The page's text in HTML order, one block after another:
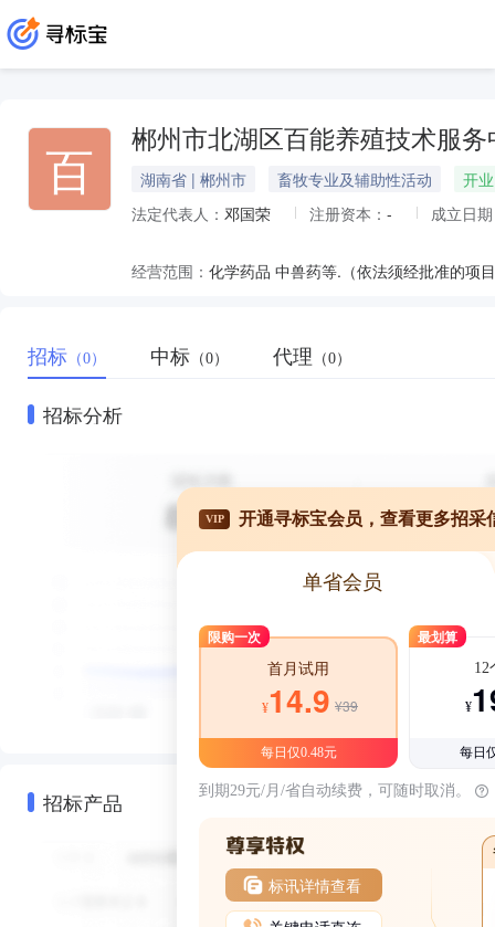
百 郴州市北湖区百能养殖技术服务
湖南省 | 郴州市 畜牧专业及辅助性活动
开业
法定代表人： 邓国荣 注册资本： - 成立日
经营范围： 化学药品 中兽药等.（依法须经批准的项
招标 （0） 中标 （0） 代理 （0）
招标分析
招标产品
VIP 开通寻标宝会员，查看更多招采
单省会员
限购一次
首月试用
¥14.9 ¥39
每日仅0.48元
最划算
12
¥
每日
到期29元/月/省自动续费，可随时取消。
标讯详情查看